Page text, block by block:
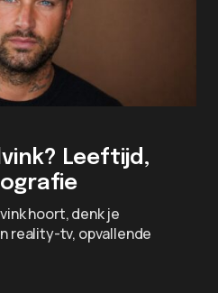
Leeftijd,
hoort, denk je
reality-tv, opvallende